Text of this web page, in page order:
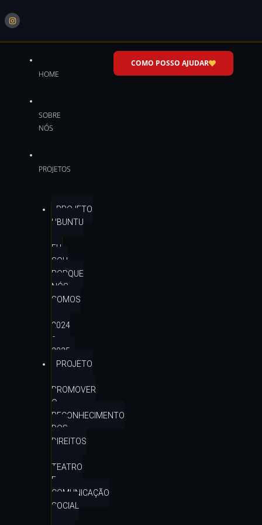
HOME
SOBRE
NÓS
PROJETOS
PROJETO
UBUNTU
EU
SOU
PORQUE
NÓS
SOMOS
2024
e
2025
PROJETO
PROMOVER
O
RECONHECIMENTO
DOS
DIREITOS
TEATRO
E
COMUNICAÇÃO
SOCIAL
COMO POSSO AJUDAR